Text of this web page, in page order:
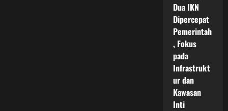
Dua IKN
Dipercepat
Pemerintah
, Fokus
pada
Infrastrukt
ur dan
Kawasan
Inti